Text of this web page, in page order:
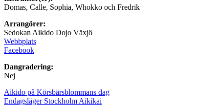
Domas, Calle, Sophia, Whokko och Fredrik
Arrangörer:
Sedokan Aikido Dojo Växjö
Webbplats
Facebook
Dangradering:
Nej
Aikido på Körsbärsblommans dag
Endagsläger Stockholm Aikikai